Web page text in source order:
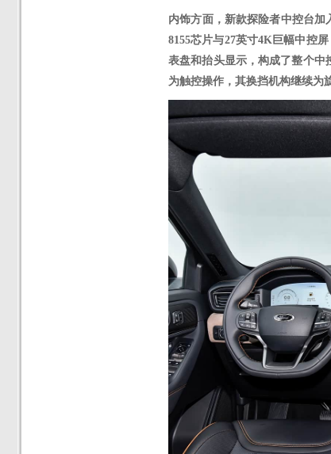
内饰方面，新款探险者中控台
8155芯片与27英寸4K巨幅中控
表盘和抬头显示，构成了整个中
为触控操作，其换挡机构继续为